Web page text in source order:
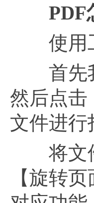
PDF
使用工
首先我
然后点击
文件进行
将文件
【旋转